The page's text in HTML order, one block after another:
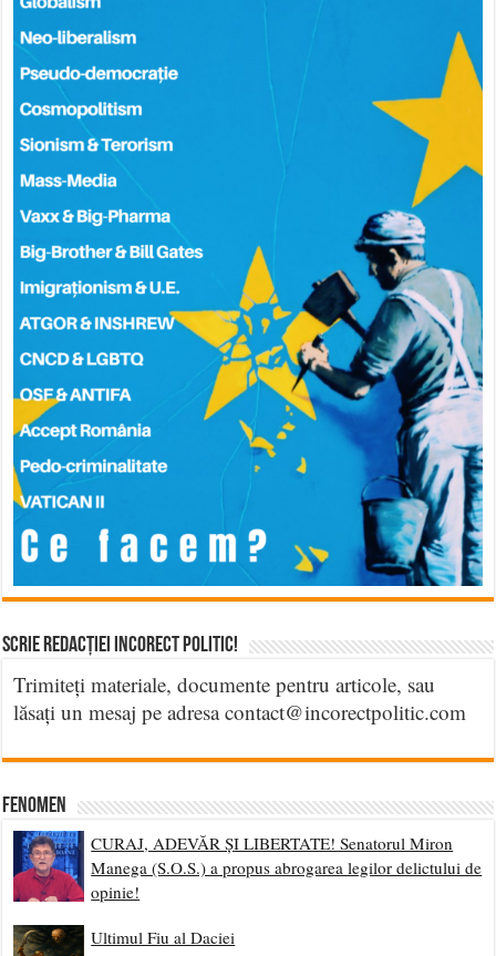
Scrie Redacției Incorect Politic!
Trimiteți materiale, documente pentru articole, sau
lăsați un mesaj pe adresa contact@incorectpolitic.com
Fenomen
CURAJ, ADEVĂR ȘI LIBERTATE! Senatorul Miron
Manega (S.O.S.) a propus abrogarea legilor delictului de
opinie!
Ultimul Fiu al Daciei